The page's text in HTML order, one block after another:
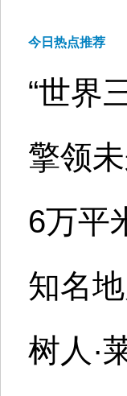
今日热点推荐
“世界
擎领
6万平
知名
树人·